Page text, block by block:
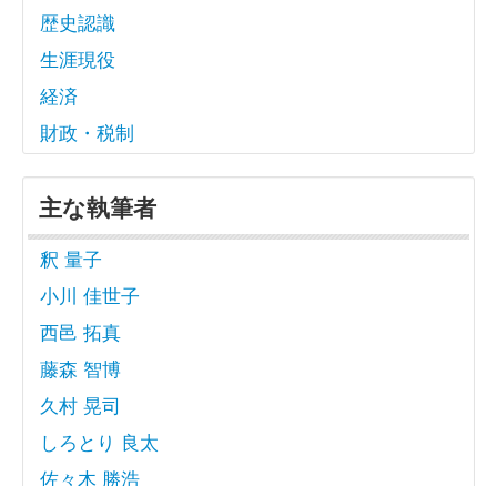
歴史認識
生涯現役
経済
財政・税制
主な執筆者
釈 量子
小川 佳世子
西邑 拓真
藤森 智博
久村 晃司
しろとり 良太
佐々木 勝浩